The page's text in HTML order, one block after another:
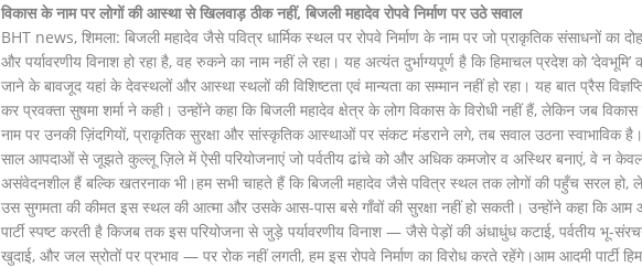
विकास के नाम पर लोगों की आस्था से खिलवाड़ ठीक नहीं, बिजली महादेव रोपवे निर्माण पर उठे सवाल
BHT news, शिमला: बिजली महादेव जैसे पवित्र धार्मिक स्थल पर रोपवे निर्माण के नाम पर जो प्राकृतिक संसाधनों का
और पर्यावरणीय विनाश हो रहा है, वह रुकने का नाम नहीं ले रहा। यह अत्यंत दुर्भाग्यपूर्ण है कि हिमाचल प्रदेश को ‘देवभूमि’
जाने के बावजूद यहां के देवस्थलों और आस्था स्थलों की विशिष्टता एवं मान्यता का सम्मान नहीं हो रहा। यह बात प्रैस
कर प्रवक्ता सुषमा शर्मा ने कही। उन्होंने कहा कि बिजली महादेव क्षेत्र के लोग विकास के विरोधी नहीं हैं, लेकिन जब
नाम पर उनकी ज़िंदगियों, प्राकृतिक सुरक्षा और सांस्कृतिक आस्थाओं पर संकट मंडराने लगे, तब सवाल उठना स्वाभाविक
साल आपदाओं से जूझते कुल्लू ज़िले में ऐसी परियोजनाएं जो पर्वतीय ढांचे को और अधिक कमजोर व अस्थिर बनाएं, वे न
असंवेदनशील हैं बल्कि खतरनाक भी।हम सभी चाहते हैं कि बिजली महादेव जैसे पवित्र स्थल तक लोगों की पहुँच सरल हो,
उस सुगमता की कीमत इस स्थल की आत्मा और उसके आस-पास बसे गाँवों की सुरक्षा नहीं हो सकती। उन्होंने कहा कि आम
पार्टी स्पष्ट करती है किजब तक इस परियोजना से जुड़े पर्यावरणीय विनाश — जैसे पेड़ों की अंधाधुंध कटाई, पर्वतीय भू-
खुदाई, और जल स्रोतों पर प्रभाव — पर रोक नहीं लगती, हम इस रोपवे निर्माण का विरोध करते रहेंगे।आम आदमी पार्टी